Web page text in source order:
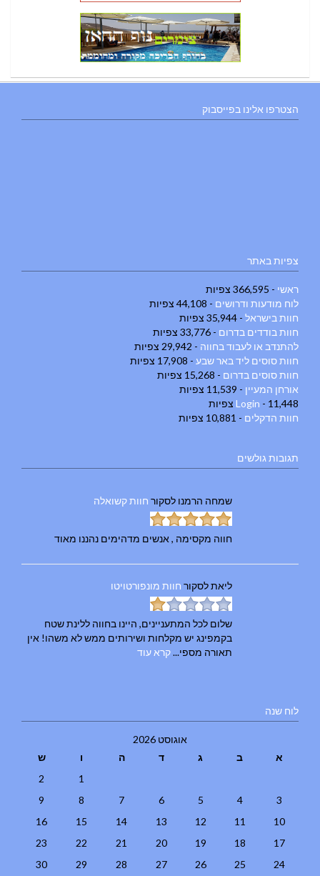
הצטרפו אלינו בפייסבוק
צפיות באתר
ראשי - 366,595 צפיות
לוח מודעות ודרושים - 44,108 צפיות
חוות בישראל - 35,944 צפיות
חוות בודדים בדרום - 33,776 צפיות
להתנדב או לעבוד בחווה - 29,942 צפיות
חוות סוסים ליד באר שבע - 17,908 צפיות
חוות סוסים בדרום - 15,268 צפיות
אורחן המעיין - 11,539 צפיות
Login - 11,448 צפיות
חוות הדקלים - 10,881 צפיות
תגובות גולשים
שמחה הרמנו לסקור חוות קשואלה
חווה מקסימה , אנשים מדהימים נהננו מאוד
ליאתלסקור חוות מונפורטויטו
שלום לכל המתעניינים, היינו בחווה ללינת שטח
בקמפינג יש מקלחות ושירותים ממש לא משהו! אין
תאורה מספי...קרא עוד
לוח שנה
אוגוסט 2026
א
ב ג ד ה ו
ש
1
2
3
4
5
6
7
8
9
10
11
12
13
14
15
16
17
18
19
20
21
22
23
24
25
26
27
28
29
30